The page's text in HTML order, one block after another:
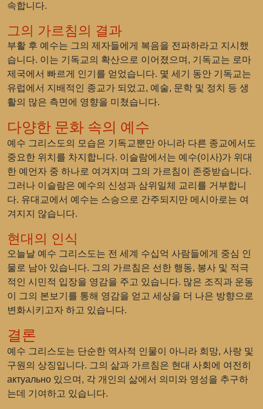
속합니다.
그의 가르침의 결과
부활 후 예수는 그의 제자들에게 복음을 전파하라고 지시했
습니다. 이는 기독교의 확산으로 이어졌으며, 기독교는 로마
제국에서 빠르게 인기를 얻었습니다. 몇 세기 동안 기독교는
유럽에서 지배적인 종교가 되었고, 예술, 문학 및 정치 등 생
활의 많은 측면에 영향을 미쳤습니다.
다양한 문화 속의 예수
예수 그리스도의 모습은 기독교뿐만 아니라 다른 종교에서도
중요한 위치를 차지합니다. 이슬람에서는 예수(이사)가 위대
한 예언자 중 하나로 여겨지며 그의 가르침이 존중받습니다.
그러나 이슬람은 예수의 신성과 삼위일체 교리를 거부합니
다. 유대교에서 예수는 스승으로 간주되지만 메시아로는 여
겨지지 않습니다.
현대의 인식
오늘날 예수 그리스도는 전 세계 수십억 사람들에게 중심 인
물로 남아 있습니다. 그의 가르침은 선한 행동, 봉사 및 적극
적인 시민적 입장을 영감을 주고 있습니다. 많은 조직과 운동
이 그의 본보기를 통해 영감을 얻고 세상을 더 나은 방향으로
변화시키고자 하고 있습니다.
결론
예수 그리스도는 단순한 역사적 인물이 아니라 희망, 사랑 및
구원의 상징입니다. 그의 삶과 가르침은 현대 사회에 여전히
актуально 있으며, 각 개인의 삶에서 의미와 영성을 추구하
는데 기여하고 있습니다.